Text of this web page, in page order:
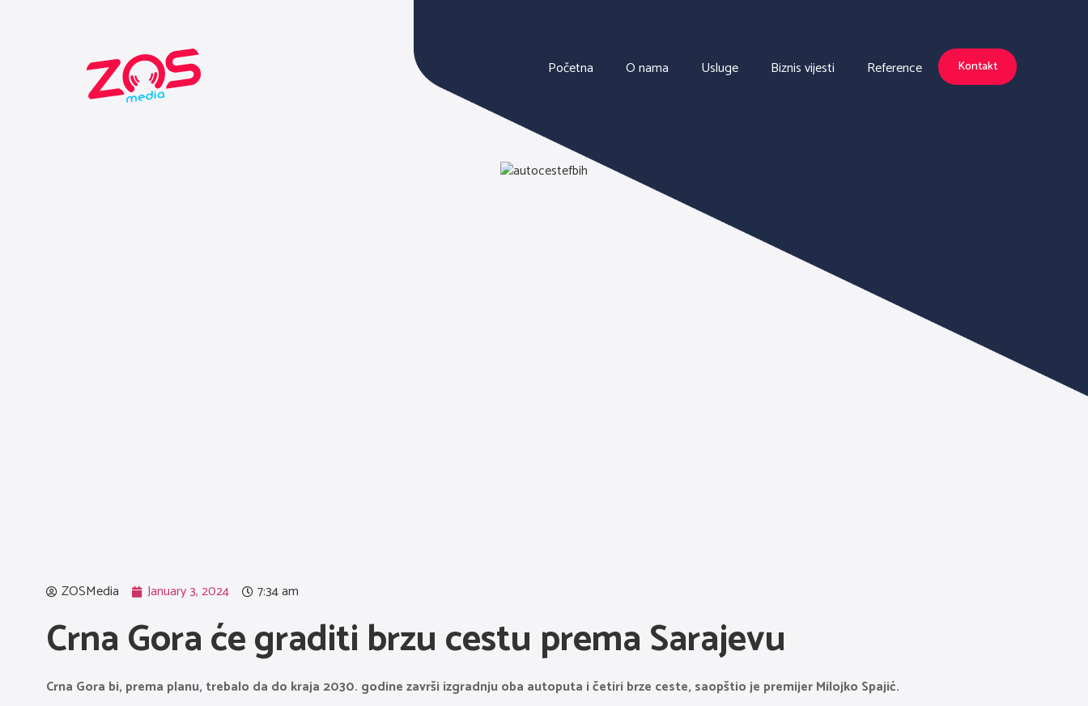
Početna O nama Usluge Biznis vijesti Reference Kontakt
ZOSMedia January 3, 2024 7:34 am
Crna Gora će graditi brzu cestu prema Sarajevu
Crna Gora bi, prema planu, trebalo da do kraja 2030. godine završi izgradnju oba autoputa i četiri brze ceste, saopštio je premijer Milojko Spajić.